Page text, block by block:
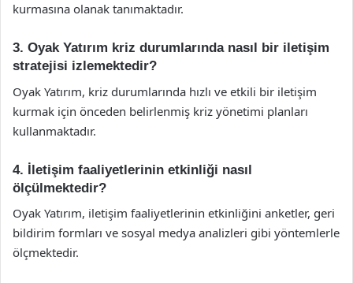
kurmasına olanak tanımaktadır.
3. Oyak Yatırım kriz durumlarında nasıl bir iletişim
stratejisi izlemektedir?
Oyak Yatırım, kriz durumlarında hızlı ve etkili bir iletişim
kurmak için önceden belirlenmiş kriz yönetimi planları
kullanmaktadır.
4. İletişim faaliyetlerinin etkinliği nasıl
ölçülmektedir?
Oyak Yatırım, iletişim faaliyetlerinin etkinliğini anketler, geri
bildirim formları ve sosyal medya analizleri gibi yöntemlerle
ölçmektedir.